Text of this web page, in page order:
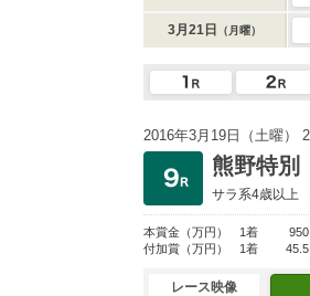
3月21日 （月曜）
2016年3月19日（土曜）
熊野特別
サラ系4歳以上
本賞金 （万円） 1着 950
付加賞 （万円） 1着 45.5
レース映像